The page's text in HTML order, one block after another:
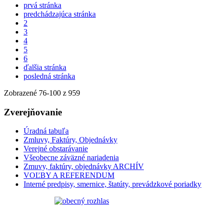
prvá stránka
predchádzajúca stránka
2
3
4
5
6
ďalšia stránka
posledná stránka
Zobrazené 76-100 z 959
Zverejňovanie
Úradná tabuľa
Zmluvy, Faktúry, Objednávky
Verejné obstarávanie
Všeobecne záväzné nariadenia
Zmuvy, faktúry, objednávky ARCHÍV
VOĽBY A REFERENDUM
Interné predpisy, smernice, štatúty, prevádzkové poriadky